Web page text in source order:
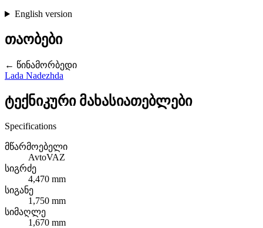
English version
თაობები
← წინამორბედი
Lada Nadezhda
ტექნიკური მახასიათებლები
Specifications
მწარმოებელი
AvtoVAZ
სიგრძე
4,470 mm
სიგანე
1,750 mm
სიმაღლე
1,670 mm